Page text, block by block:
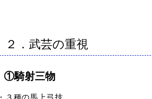
２．武芸の重視
①騎射三物
・３種の馬上弓技